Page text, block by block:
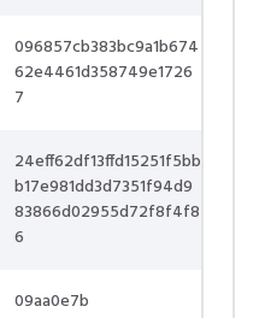
096857cb383bc9a1b674
62e4461d358749e1726
7
24eff62df13ffd15251f5bb
b17e981dd3d7351f94d9
83866d02955d72f8f4f8
6
09aa0e7b